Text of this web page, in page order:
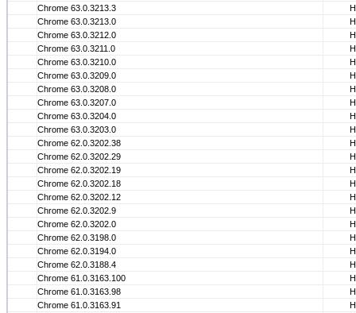
Chrome 63.0.3213.3
Chrome 63.0.3213.0
Chrome 63.0.3212.0
Chrome 63.0.3211.0
Chrome 63.0.3210.0
Chrome 63.0.3209.0
Chrome 63.0.3208.0
Chrome 63.0.3207.0
Chrome 63.0.3204.0
Chrome 63.0.3203.0
Chrome 62.0.3202.38
Chrome 62.0.3202.29
Chrome 62.0.3202.19
Chrome 62.0.3202.18
Chrome 62.0.3202.12
Chrome 62.0.3202.9
Chrome 62.0.3202.0
Chrome 62.0.3198.0
Chrome 62.0.3194.0
Chrome 62.0.3188.4
Chrome 61.0.3163.100
Chrome 61.0.3163.98
Chrome 61.0.3163.91